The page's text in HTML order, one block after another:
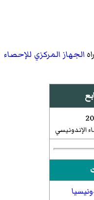
الجهاز المركزي للإحصاء
الإندونيسي